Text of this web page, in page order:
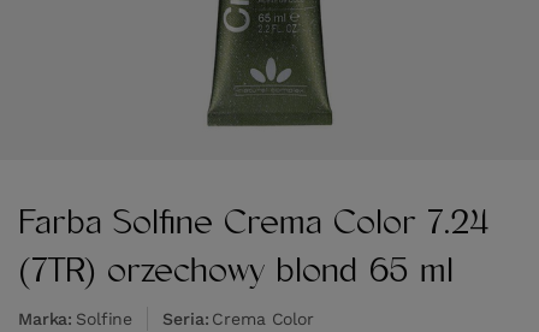
Farba Solfine Crema Color 7.24
(7TR) orzechowy blond 65 ml
Marka Solfine Seria Crema Color